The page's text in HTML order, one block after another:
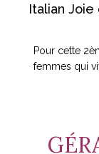
Italian Joie
Pour cette
femmes qui